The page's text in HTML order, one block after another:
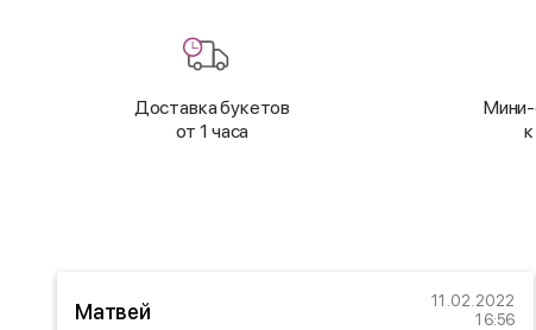
Доставка букетов
от 1 часа
Мини-
Матвей
11.02.2022
16:56